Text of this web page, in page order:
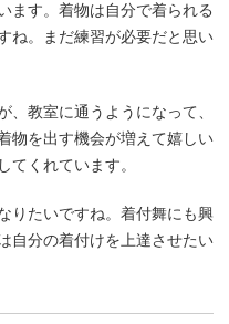
ます。着物は自分で着られる
ね。まだ練習が必要だと思い
教室に通うようになって、
物を出す機会が増えて嬉しい
てくれています。
りたいですね。着付舞にも興
自分の着付けを上達させたい